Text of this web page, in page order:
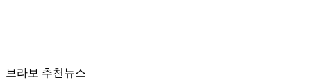
브라보 추천뉴스